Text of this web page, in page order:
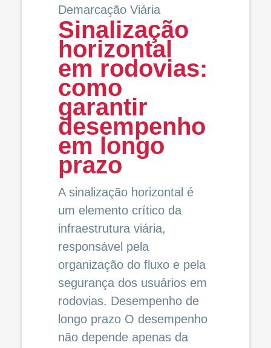
Demarcação Viária
Sinalização
horizontal
em rodovias:
como
garantir
desempenho
em longo
prazo
A sinalização horizontal é
um elemento crítico da
infraestrutura viária,
responsável pela
organização do fluxo e pela
segurança dos usuários em
rodovias. Desempenho de
longo prazo O desempenho
não depende apenas da